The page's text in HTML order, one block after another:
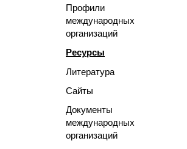
Профили
международных
организаций
Ресурсы
Литература
Сайты
Документы
международных
организаций